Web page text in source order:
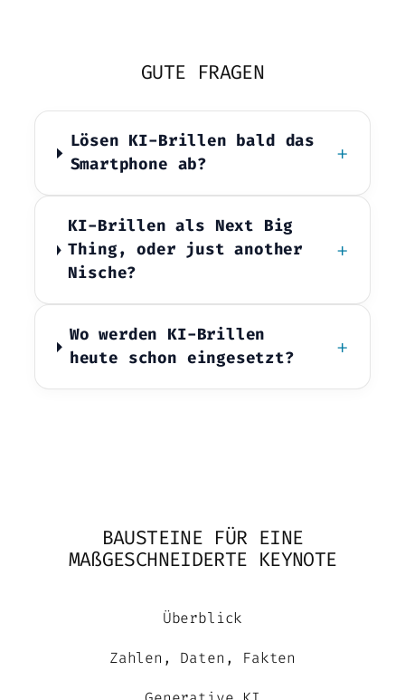
GUTE FRAGEN
Lösen KI-Brillen bald das
Smartphone ab?
+
KI-Brillen als Next Big
Thing, oder just another
Nische?
+
Wo werden KI-Brillen
heute schon eingesetzt?
+
BAUSTEINE FÜR EINE
MAßGESCHNEIDERTE KEYNOTE
Überblick
Zahlen, Daten, Fakten